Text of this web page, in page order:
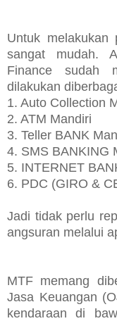
Untuk melakukan
sangat mudah.
Finance sudah
dilakukan
1. Auto Collection
2. ATM Mandiri
3. Teller BANK
4. SMS BANKING
5. INTERNET
6. PDC (GIRO &
Jadi tidak perlu
angsuran melalui
MTF memang
Jasa Keuangan
kendaraan di